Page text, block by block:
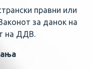
правни или
за данок на
на ДДВ.